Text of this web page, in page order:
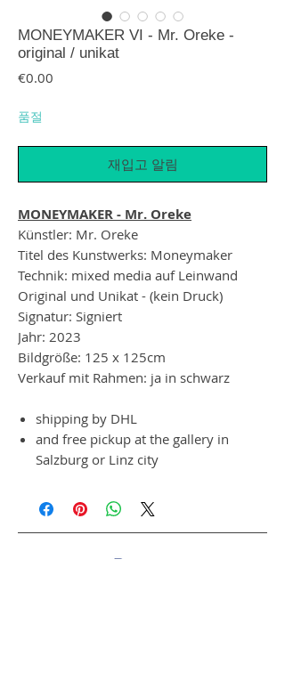
MONEYMAKER VI - Mr. Oreke -
original / unikat
€0.00
품절
재입고 알림
MONEYMAKER - Mr. Oreke
Künstler: Mr. Oreke
Titel des Kunstwerks: Moneymaker
Technik: mixed media auf Leinwand
Original und Unikat - (kein Druck)
Signatur: Signiert
Jahr: 2023
Bildgröße: 125 x 125cm
Verkauf mit Rahmen: ja in schwarz
shipping by DHL
and free pickup at the gallery in
Salzburg or Linz city